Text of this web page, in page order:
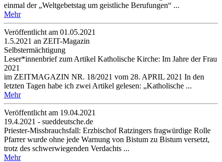
einmal der „Weltgebetstag um geistliche Berufungen“ ...
Mehr
Veröffentlicht am 01­.05.2021
1.5.2021 an ZEIT-Magazin
Selbstermächtigung
Leser*innenbrief zum Artikel Katholische Kirche: Im Jahre der Frau
2021
im ZEITMAGAZIN NR. 18/2021 vom 28. APRIL 2021 In den
letzten Tagen habe ich zwei Artikel gelesen: „Katholische ...
Mehr
Veröffentlicht am 19­.04.2021
19.4.2021 - sueddeutsche.de
Priester-Missbrauchsfall: Erzbischof Ratzingers fragwürdige Rolle
Pfarrer wurde ohne jede Warnung von Bistum zu Bistum versetzt,
trotz des schwerwiegenden Verdachts ...
Mehr